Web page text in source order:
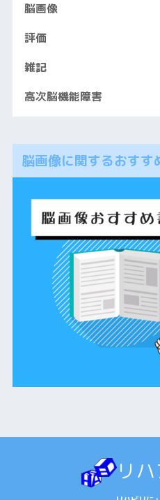
脳画像
評価
雑記
高次脳機能障害
脳画像に関するおすす
リ